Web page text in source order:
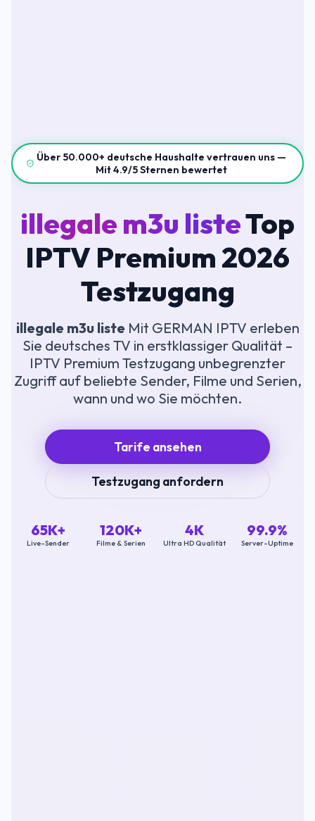
Über 50.000+ deutsche Haushalte vertrauen uns —
Mit 4.9/5 Sternen bewertet
illegale m3u listeTop
IPTV Premium 2026
Testzugang
illegale m3u liste Mit GERMAN IPTV erleben
Sie deutsches TV in erstklassiger Qualität –
IPTV Premium Testzugang unbegrenzter
Zugriff auf beliebte Sender, Filme und Serien,
wann und wo Sie möchten.
Tarife ansehen
Testzugang anfordern
65K+
Live-Sender
120K+
Filme & Serien
4K
Ultra HD Qualität
99.9%
Server-Uptime